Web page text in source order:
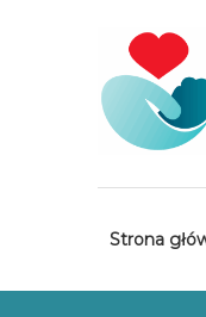
Strona